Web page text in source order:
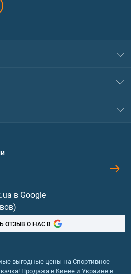
в Google
ОТЗЫВ О НАС В
выгодные цены на Спортивное
Продажа в Киеве и Украине в